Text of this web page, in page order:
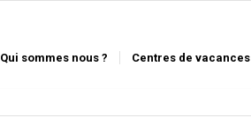
Qui sommes nous ? Centres de vacances